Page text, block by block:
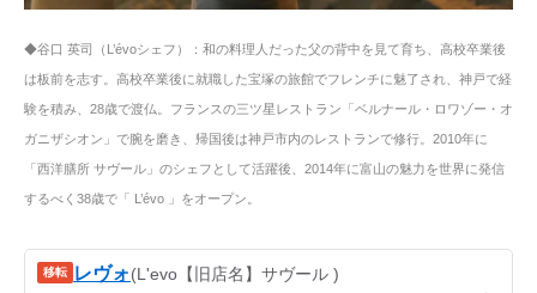
◆谷口 英司（L’évoシェフ）：和の料理人だった父の背中を見て育ち、高校卒業後
は板前を志す。高校卒業後に就職した宝塚の旅館でフレンチに魅了され、神戸で経
験を積み、28歳で渡仏。フランスの三ツ星レストラン「ベルナール・ロワゾー・オ
ガニザシオン」で腕を磨き、帰国後は神戸市内のレストランで修行。2010年に
「西洋膳所 サヴール」のシェフとして活躍後、2014年に富山の魅力を世界に発信
するべく38歳で「 L’évo 」をオープン。